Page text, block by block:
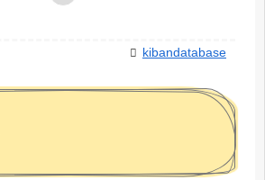
kibandatabase